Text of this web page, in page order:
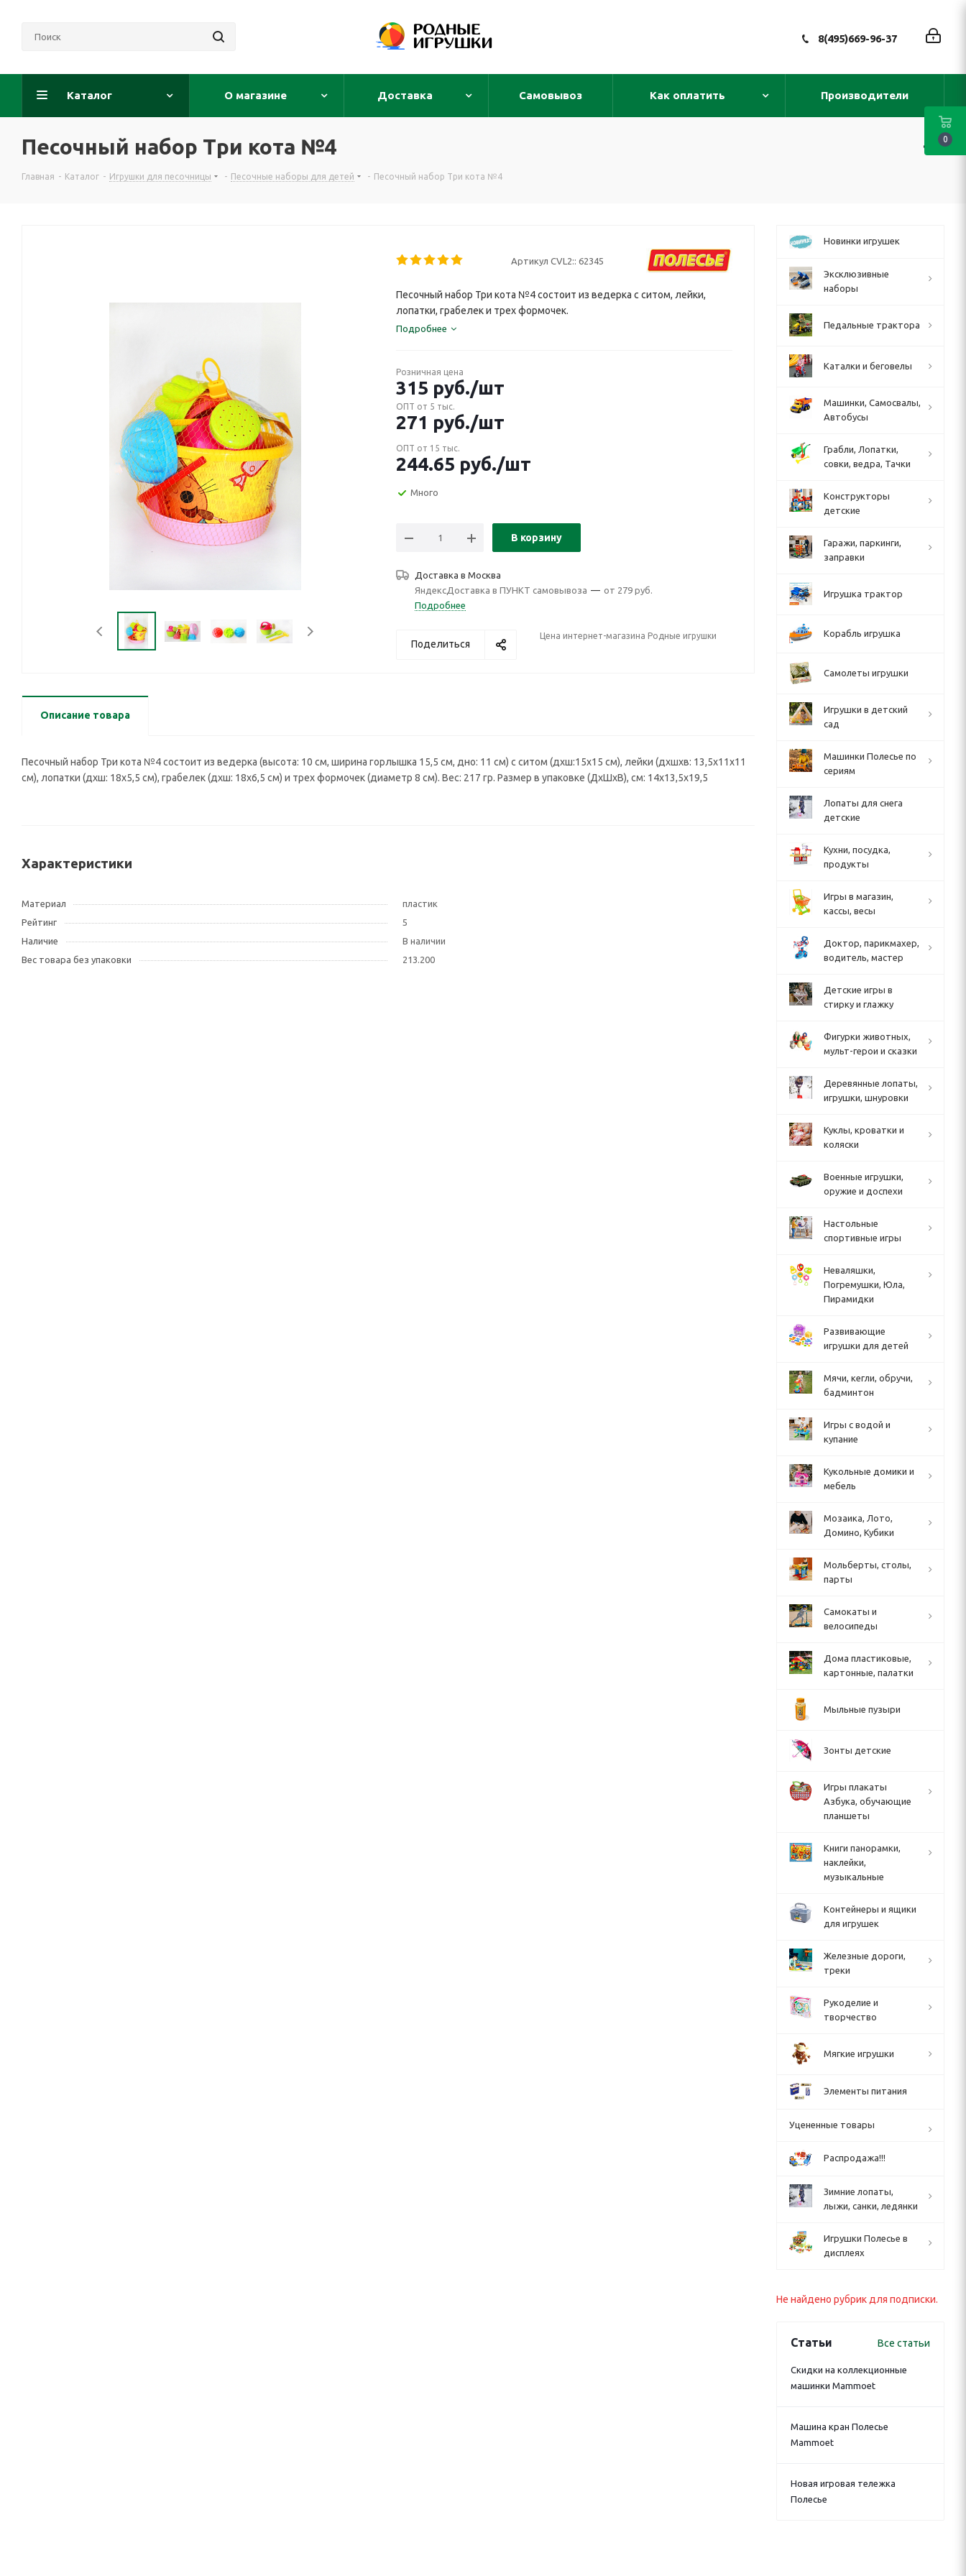
8(495)669-96-37
Каталог О магазине Доставка Самовывоз Как оплатить Производители
Песочный набор Три кота №4
Главная - Каталог - Игрушки для песочницы - Песочные наборы для детей - Песочный набор Три кота №4
Артикул CVL2:: 62345
Песочный набор Три кота №4 состоит из ведерка с ситом, лейки,
лопатки, грабелек и трех формочек.
Подробнее
Розничная цена
315 руб./шт
ОПТ от 5 тыс.
271 руб./шт
ОПТ от 15 тыс.
244.65 руб./шт
Много
В корзину
Доставка в Москва
ЯндексДоставка в ПУНКТ самовывоза — от 279 руб.
Подробнее
Поделиться
Цена интернет-магазина Родные игрушки
Описание товара
Песочный набор Три кота №4 состоит из ведерка (высота: 10 см, ширина горлышка 15,5 см, дно: 11 см) с ситом (дхш:15х15 см), лейки (дхшхв: 13,5х11х11
см), лопатки (дхш: 18х5,5 см), грабелек (дхш: 18х6,5 см) и трех формочек (диаметр 8 см). Вес: 217 гр. Размер в упаковке (ДхШхВ), см: 14х13,5х19,5
Характеристики
Материал
пластик
Рейтинг
5
Наличие
В наличии
Вес товара без упаковки
213.200
Новинки игрушек
Эксклюзивные
наборы
Педальные трактора
Каталки и беговелы
Машинки, Самосвалы,
Автобусы
Грабли, Лопатки,
совки, ведра, Тачки
Конструкторы
детские
Гаражи, паркинги,
заправки
Игрушка трактор
Корабль игрушка
Самолеты игрушки
Игрушки в детский
сад
Машинки Полесье по
сериям
Лопаты для снега
детские
Кухни, посудка,
продукты
Игры в магазин,
кассы, весы
Доктор, парикмахер,
водитель, мастер
Детские игры в
стирку и глажку
Фигурки животных,
мульт-герои и сказки
Деревянные лопаты,
игрушки, шнуровки
Куклы, кроватки и
коляски
Военные игрушки,
оружие и доспехи
Настольные
спортивные игры
Неваляшки,
Погремушки, Юла,
Пирамидки
Развивающие
игрушки для детей
Мячи, кегли, обручи,
бадминтон
Игры с водой и
купание
Кукольные домики и
мебель
Мозаика, Лото,
Домино, Кубики
Мольберты, столы,
парты
Cамокаты и
велосипеды
Дома пластиковые,
картонные, палатки
Мыльные пузыри
Зонты детские
Игры плакаты
Азбука, обучающие
планшеты
Книги панорамки,
наклейки,
музыкальные
Контейнеры и ящики
для игрушек
Железные дороги,
треки
Рукоделие и
творчество
Мягкие игрушки
Элементы питания
Уцененные товары
Распродажа!!!
Зимние лопаты,
лыжи, санки, ледянки
Игрушки Полесье в
дисплеях
Не найдено рубрик для подписки.
Статьи Все статьи
Скидки на коллекционные
машинки Mammoet
Машина кран Полесье
Mammoet
Новая игровая тележка
Полесье
0